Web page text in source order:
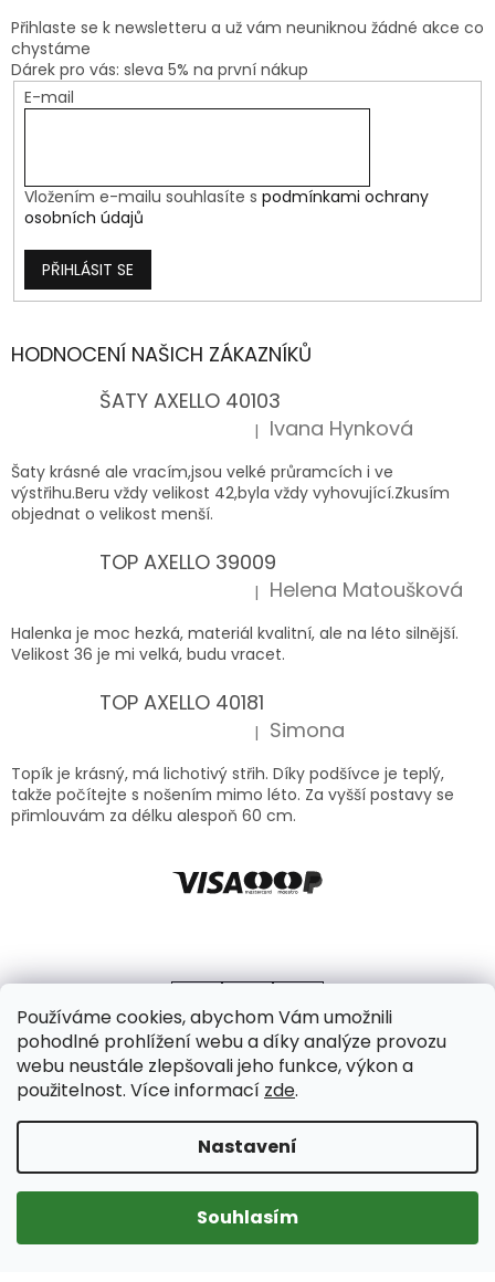
Používáme cookies, abychom Vám umožnili
pohodlné prohlížení webu a díky analýze provozu
webu neustále zlepšovali jeho funkce, výkon a
použitelnost. Více informací zde.
Nastavení
Souhlasím
Přihlaste se k newsletteru a už vám neuniknou žádné akce co
chystáme
Dárek pro vás: sleva 5% na první nákup
E-mail
Vložením e-mailu souhlasíte s podmínkami ochrany
osobních údajů
PŘIHLÁSIT SE
HODNOCENÍ NAŠICH ZÁKAZNÍKŮ
ŠATY AXELLO 40103
Hodnocení produktu je 5 z 5 hvězdiček.
| Ivana Hynková
Šaty krásné ale vracím,jsou velké průramcích i ve
výstřihu.Beru vždy velikost 42,byla vždy vyhovující.Zkusím
objednat o velikost menší.
TOP AXELLO 39009
Hodnocení produktu je 5 z 5 hvězdiček.
| Helena Matoušková
Halenka je moc hezká, materiál kvalitní, ale na léto silnější.
Velikost 36 je mi velká, budu vracet.
TOP AXELLO 40181
Hodnocení produktu je 5 z 5 hvězdiček.
| Simona
Topík je krásný, má lichotivý střih. Díky podšívce je teplý,
takže počítejte s nošením mimo léto. Za vyšší postavy se
přimlouvám za délku alespoň 60 cm.
Vytvořil Shoptet
. Všechna práva vyhrazena.
nastavení cookies